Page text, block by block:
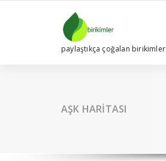
paylaştıkça çoğalan birikimler
AŞK HARİTASI